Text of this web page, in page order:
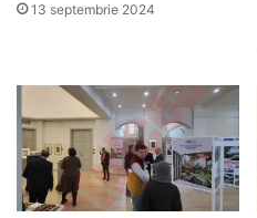
13 septembrie 2024